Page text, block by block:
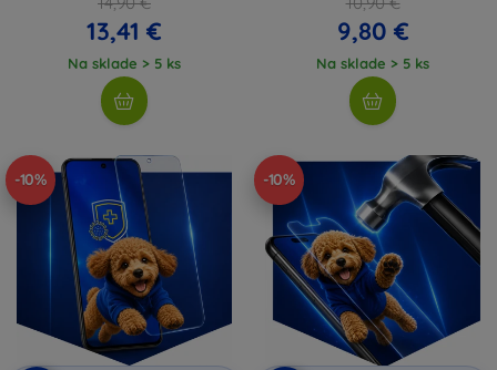
13,41 €
Na sklade > 5 ks
9,80 €
Na sklade > 5 ks
-10% -10%